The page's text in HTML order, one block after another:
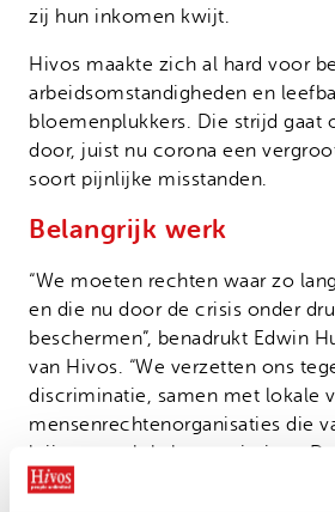
zij hun inkomen kwijt.
Hivos maakte zich al hard voor
arbeidsomstandigheden en
bloemenplukkers. Die strijd gaat
door, juist nu corona een
soort pijnlijke misstanden.
Belangrijk werk
“We moeten rechten waar zo
en die nu door de crisis onder
beschermen”, benadrukt Edwin
van Hivos. “We verzetten ons
discriminatie, samen met lokale
mensenrechtenorganisaties die
krijgen van lokale autoriteiten.
iedereen die dit leest om ons